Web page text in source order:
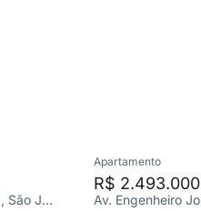
Av. Engenheiro José Estelita, São José
Apartamento
R$ 2.493.000